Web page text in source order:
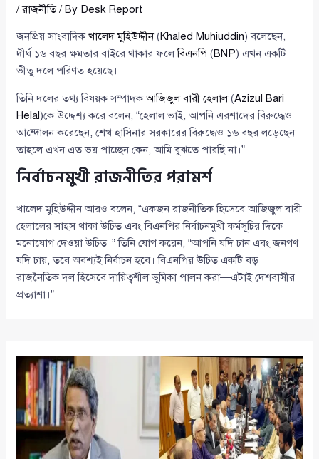
/রাজনীতি/ By Desk Report
জনপ্রিয় সাংবাদিকখালেদ মুহিউদ্দীন(Khaled Muhiuddin) বলেছেন,
দীর্ঘ ১৬ বছর ক্ষমতার বাইরে থাকার ফলেবিএনপি (BNP) এখন একটি
ভীতু দলে পরিণত হয়েছে।
তিনি দলের তথ্য বিষয়ক সম্পাদকআজিজুল বারী হেলাল(Azizul Bari
Helal )কে উদ্দেশ্য করে বলেন, “হেলাল ভাই, আপনি এরশাদের বিরুদ্ধেও
আন্দোলন করেছেন, শেখ হাসিনার সরকারের বিরুদ্ধেও ১৬ বছর লড়েছেন।
তাহলে এখন এত ভয় পাচ্ছেন কেন, আমি বুঝতে পারছি না।”
নির্বাচনমুখী রাজনীতির পরামর্শ
খালেদ মুহিউদ্দীন আরও বলেন, “একজন রাজনীতিক হিসেবে আজিজুল বারী
হেলালের সাহস থাকা উচিত এবং বিএনপির নির্বাচনমুখী কর্মসূচির দিকে
মনোযোগ দেওয়া উচিত।” তিনি যোগ করেন, “আপনি যদি চান এবং জনগণ
যদি চায়, তবে অবশ্যই নির্বাচন হবে। বিএনপির উচিত একটি বড়
রাজনৈতিক দল হিসেবে দায়িত্বশীল ভূমিকা পালন করা—এটাই দেশবাসীর
প্রত্যাশা।”